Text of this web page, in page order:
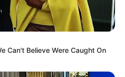
Can't Believe Were Caught On